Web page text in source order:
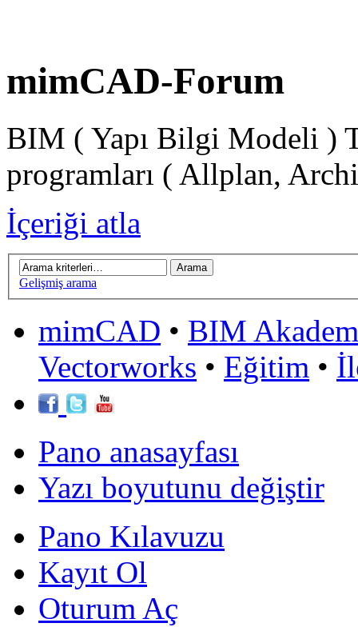
mimCAD-Forum
BIM ( Yapı Bilgi Modeli )
programları ( Allplan,
İçeriği atla
Gelişmiş arama
mimCAD • BIM
Vectorworks • Eğitim •
Pano anasayfası
Yazı boyutunu değiştir
Pano Kılavuzu
Kayıt Ol
Oturum Aç